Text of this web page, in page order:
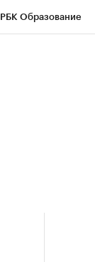
РБК Образование